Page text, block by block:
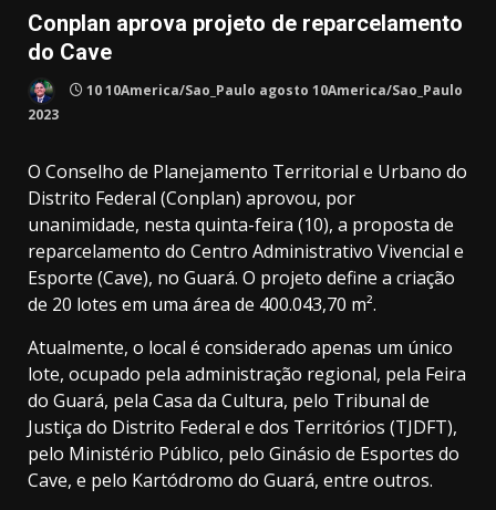
Conplan aprova projeto de reparcelamento
do Cave
10 10America/Sao_Paulo agosto 10America/Sao_Paulo
2023
O Conselho de Planejamento Territorial e Urbano do
Distrito Federal (Conplan) aprovou, por
unanimidade, nesta quinta-feira (10), a proposta de
reparcelamento do Centro Administrativo Vivencial e
Esporte (Cave), no Guará. O projeto define a criação
de 20 lotes em uma área de 400.043,70 m².
Atualmente, o local é considerado apenas um único
lote, ocupado pela administração regional, pela Feira
do Guará, pela Casa da Cultura, pelo Tribunal de
Justiça do Distrito Federal e dos Territórios (TJDFT),
pelo Ministério Público, pelo Ginásio de Esportes do
Cave, e pelo Kartódromo do Guará, entre outros.